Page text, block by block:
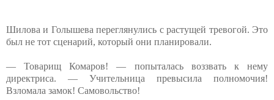
Шилова и Голышева переглянулись с растущей тревогой. Это
был не тот сценарий, который они планировали.
— Товарищ Комаров! — попыталась воззвать к нему
директриса. — Учительница превысила полномочия!
Взломала замок! Самовольство!